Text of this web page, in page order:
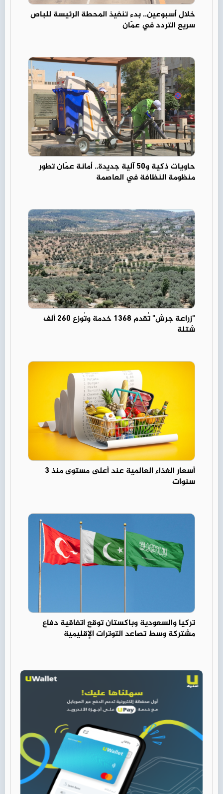
خلال أسبوعين.. بدء تنفيذ المحطة الرئيسة للباص
سريع التردد في عمّان
حاويات ذكية و50 آلية جديدة.. أمانة عمّان تطور
منظومة النظافة في العاصمة
"زراعة جرش" تُقدم 1368 خدمة وتُوزع 260 ألف
شتلة
أسعار الغذاء العالمية عند أعلى مستوى منذ 3
سنوات
تركيا والسعودية وباكستان توقع اتفاقية دفاع
مشتركة وسط تصاعد التوترات الإقليمية